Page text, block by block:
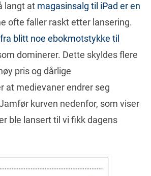
langt at magasinsalg til iPad er en
ofte faller raskt etter lansering.
blitt noe ebokmotstykke til
dominerer. Dette skyldes flere
pris og dårlige
at medievaner endrer seg
kurven nedenfor, som viser
ble lansert til vi fikk dagens